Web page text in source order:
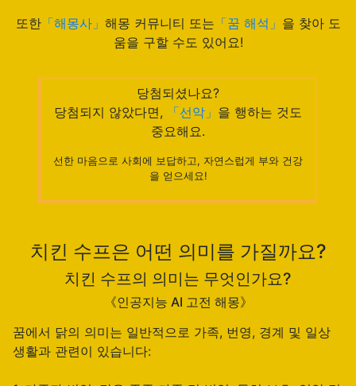
또한「해몽사」 해몽 커뮤니티 또는 「꿈 해석」 을 찾아 도
움을 구할 수도 있어요!
당첨되셨나요?
당첨되지 않았다면,
「선악」 을 행하는 것도
중요해요.
선한 마음으로 사회에 보답하고, 자연스럽게 부와 건강
을 얻으세요!
치킨 수프은 어떤 의미를 가질까요?
치킨 수프의 의미는 무엇인가요?
《인공지능 AI 고전 해몽》
꿈에서 닭의 의미는 일반적으로 가족, 번영, 경계 및 일상
생활과 관련이 있습니다: